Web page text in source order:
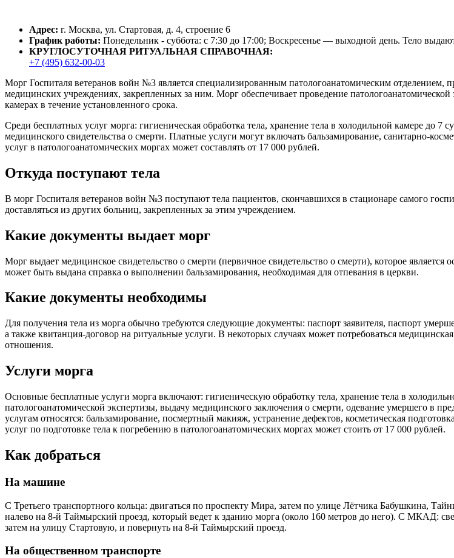
Адрес: г. Москва, ул. Стартовая, д. 4, строение 6
График работы: Понедельник - суббота: с 7:30 до 17:00; Воскресенье — выходной день. Тело
КРУГЛОСУТОЧНАЯ РИТУАЛЬНАЯ СПРАВОЧНАЯ:
+7 (495) 632-00-03
Морг Госпиталя ветеранов войн №3 является специализированным патологоанатомическим
медицинских учреждениях, закрепленных за ним. Морг обеспечивает проведение
камерах в течение установленного срока.
Среди бесплатных услуг морга: гигиеническая обработка тела, хранение тела в холодильной камере до
медицинского свидетельства о смерти. Платные услуги могут включать бальзамирование, санитарно-
услуг в патологоанатомических моргах может составлять от 17 000 рублей.
Откуда поступают тела
В морг Госпиталя ветеранов войн №3 поступают тела пациентов, скончавшихся в стационаре самого
доставляться из других больниц, закрепленных за этим учреждением.
Какие документы выдает морг
Морг выдает медицинское свидетельство о смерти (первичное свидетельство о смерти), которое
может быть выдана справка о выполнении бальзамирования, необходимая для отпевания в церкви.
Какие документы необходимы
Для получения тела из морга обычно требуются следующие документы: паспорт заявителя, паспорт
а также квитанция-договор на ритуальные услуги. В некоторых случаях может потребоваться
отношения.
Услуги морга
Основные бесплатные услуги морга включают: гигиеническую обработку тела, хранение тела в
патологоанатомической экспертизы, выдачу медицинского заключения о смерти, одевание умершего в
услугам относятся: бальзамирование, посмертный макияж, устранение дефектов, косметическая
услуг по подготовке тела к погребению в патологоанатомических моргах может стоить от 17 000 рублей.
Как добраться
На машине
С Третьего транспортного кольца: двигаться по проспекту Мира, затем по улице Лётчика Бабушкина,
налево на 8-й Таймырский проезд, который ведет к зданию морга (около 160 метров до него). С МКАД:
затем на улицу Стартовую, и повернуть на 8-й Таймырский проезд.
На общественном транспорте